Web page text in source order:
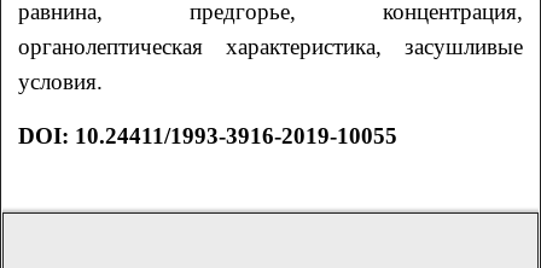
равнина, предгорье, концентрация,
органолептическая характеристика, засушливые
условия.
DOI: 10.24411/1993-3916-2019-10055